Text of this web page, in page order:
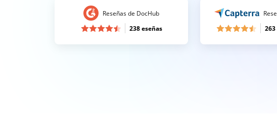
Reseñas de DocHub
238 eseñas